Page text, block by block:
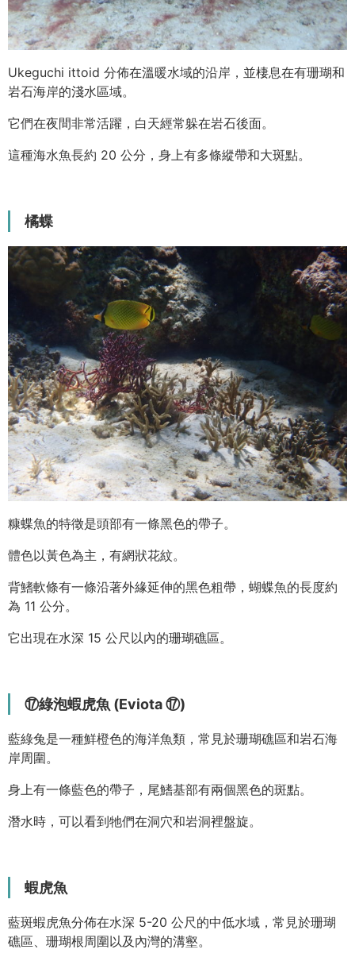
Ukeguchi ittoid 分佈在溫暖水域的沿岸，並棲息在有珊瑚和
岩石海岸的淺水區域。
它們在夜間非常活躍，白天經常躲在岩石後面。
這種海水魚長約 20 公分，身上有多條縱帶和大斑點。
橘蝶
糠蝶魚的特徵是頭部有一條黑色的帶子。
體色以黃色為主，有網狀花紋。
背鰭軟條有一條沿著外緣延伸的黑色粗帶，蝴蝶魚的長度約
為 11 公分。
它出現在水深 15 公尺以內的珊瑚礁區。
⑰綠泡蝦虎魚 (Eviota ⑰)
藍綠兔是一種鮮橙色的海洋魚類，常見於珊瑚礁區和岩石海
岸周圍。
身上有一條藍色的帶子，尾鰭基部有兩個黑色的斑點。
潛水時，可以看到牠們在洞穴和岩洞裡盤旋。
蝦虎魚
藍斑蝦虎魚分佈在水深 5-20 公尺的中低水域，常見於珊瑚
礁區、珊瑚根周圍以及內灣的溝壑。